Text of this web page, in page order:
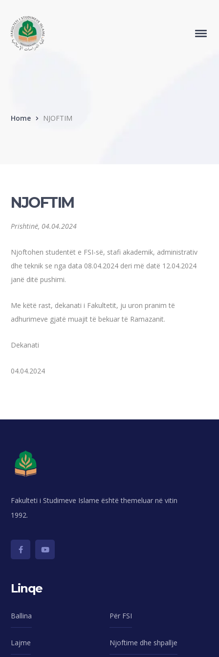
Home NJOFTIM
NJOFTIM
Prishtinë, 04.04.2024
Njoftohen studentët e FSI-së, stafi akademik, administrativ
dhe teknik se nga data 08.04.2024 deri më datë 12.04.2024
janë ditë pushimi.
Me këtë rast, dekanati i Fakultetit, ju uron pranim të
adhurimeve gjatë muajit të bekuar të Ramazanit.
Dekanati
04.04.2024
Fakulteti i Studimeve Islame është themeluar në vitin
1992.
Linqe
Ballina Për FSI
Lajme Njoftime dhe shpallje